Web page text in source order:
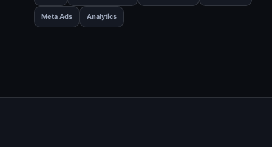
Meta Ads Analytics